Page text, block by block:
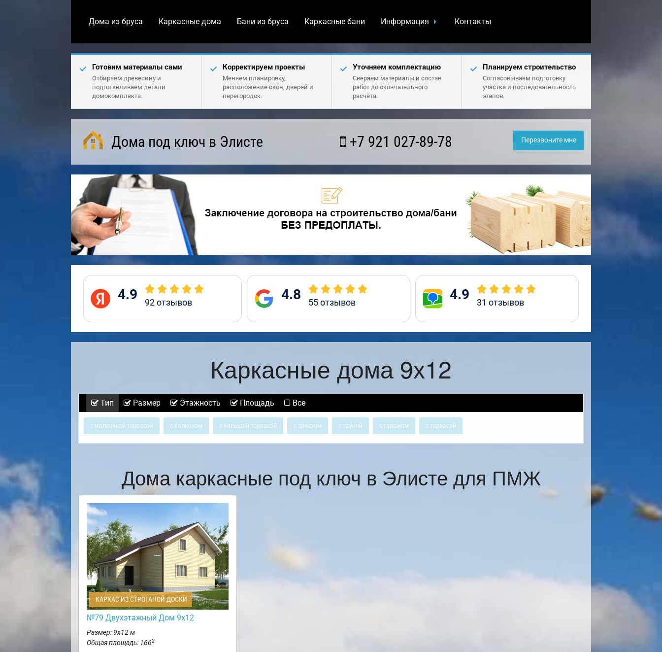
Дома из бруса Каркасные дома Бани из бруса Каркасные бани Информация Контакты
Готовим материалы сами
Отбираем древесину и
подготавливаем детали
домокомплекта.
Корректируем проекты
Меняем планировку,
расположение окон, дверей и
перегородок.
Уточняем комплектацию
Сверяем материалы и состав
работ до окончательного
расчёта.
Планируем строительство
Согласовываем подготовку
участка и последовательность
этапов.
Дома под ключ в Элисте +7 921 027-89-78 Перезвоните мне
4.9 92отзывов 4.8 55отзывов 4.9 31 отзывов
Каркасные дома 9х12
Тип Размер Этажность Площадь Все
с маленькой террасой с балконом с большой террасой с эркером с сауной с гаражом с террасой
Дома каркасные под ключ в Элисте для ПМЖ
КАРКАС ИЗ СТРОГАНОЙ ДОСКИ
№79 Двухэтажный Дом 9х12
Размер: 9х12 м
Общая площадь: 1662